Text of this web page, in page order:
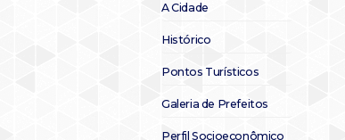
A Cidade
Histórico
Pontos Turísticos
Galeria de Prefeitos
Perfil Socioeconômico